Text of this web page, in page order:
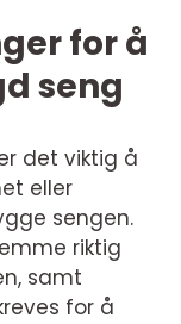
for å
seng
det viktig å
eller
sengen.
riktig
samt
for å